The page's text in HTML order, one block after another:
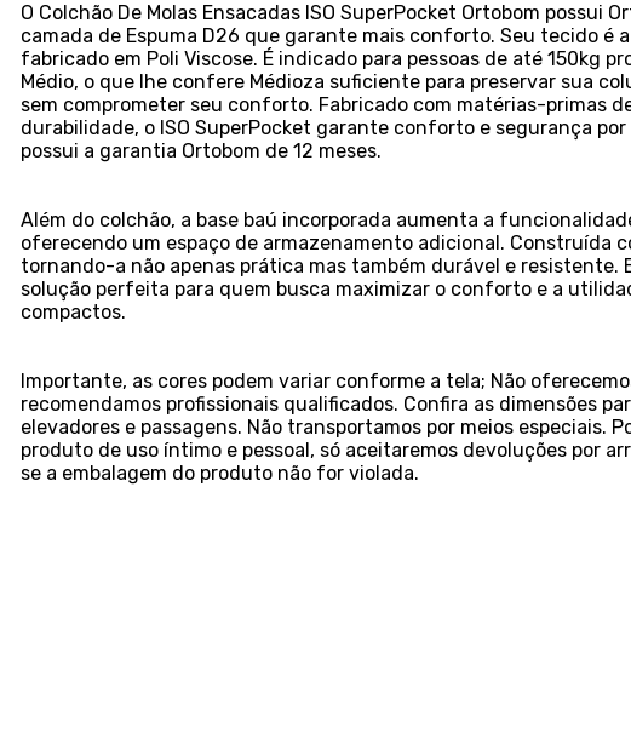
O Colchão De Molas Ensacadas ISO SuperPocket Ortobom possui
camada de Espuma D26 que garante mais conforto. Seu tecido é
fabricado em Poli Viscose. É indicado para pessoas de até 150kg
Médio, o que lhe confere Médioza suficiente para preservar sua
sem comprometer seu conforto. Fabricado com matérias-primas
durabilidade, o ISO SuperPocket garante conforto e segurança
possui a garantia Ortobom de 12 meses.
Além do colchão, a base baú incorporada aumenta a
oferecendo um espaço de armazenamento adicional. Construída
tornando-a não apenas prática mas também durável e resistente.
solução perfeita para quem busca maximizar o conforto e a
compactos.
Importante, as cores podem variar conforme a tela; Não
recomendamos profissionais qualificados. Confira as dimensões
elevadores e passagens. Não transportamos por meios especiais.
produto de uso íntimo e pessoal, só aceitaremos devoluções por
se a embalagem do produto não for violada.